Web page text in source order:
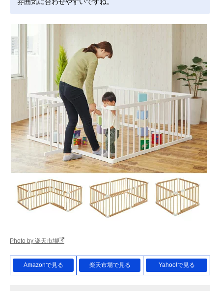
Photo by 楽天市場
Amazonで見る 楽天市場で見る Yahoo!で見る